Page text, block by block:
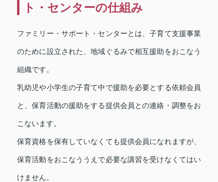
ト・センターの仕組み
ファミリー・サポート・センターとは、子育て支援事業
のために設立された、地域ぐるみで相互援助をおこなう
組織です。
乳幼児や小学生の子育て中で援助を必要とする依頼会員
と、保育活動の援助をする提供会員との連絡・調整をお
こないます。
保育資格を保有していなくても提供会員になれますが、
保育活動をおこなううえで必要な講習を受けなくてはい
けません。